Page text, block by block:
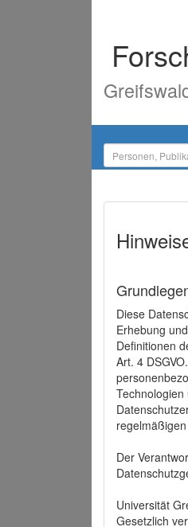
Diese
Erhebung
Definitionen
Art. 4
Der
Universität
Gesetzlich